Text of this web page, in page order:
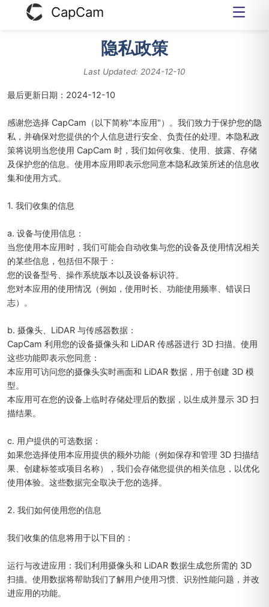
CapCam
隐私政策
Last Updated: 2024-12-10
最后更新日期：2024-12-10
感谢您选择 CapCam（以下简称"本应用"）。我们致力于保护您的隐
私，并确保对您提供的个人信息进行安全、负责任的处理。本隐私政
策将说明当您使用 CapCam 时，我们如何收集、使用、披露、存储
及保护您的信息。使用本应用即表示您同意本隐私政策所述的信息收
集和使用方式。
1. 我们收集的信息
a. 设备与使用信息：
当您使用本应用时，我们可能会自动收集与您的设备及使用情况相关
的某些信息，包括但不限于：
您的设备型号、操作系统版本以及设备标识符。
您对本应用的使用情况（例如，使用时长、功能使用频率、错误日
志）。
b. 摄像头、LiDAR 与传感器数据：
CapCam 利用您的设备摄像头和 LiDAR 传感器进行 3D 扫描。使用
这些功能即表示您同意：
本应用可访问您的摄像头实时画面和 LiDAR 数据，用于创建 3D 模
型。
本应用可在您的设备上临时存储处理后的数据，以生成并显示 3D 扫
描结果。
c. 用户提供的可选数据：
如果您选择使用本应用提供的额外功能（例如保存和管理 3D 扫描结
果、创建标签或项目名称），我们会存储您提供的相关信息，以优化
使用体验。这些数据完全取决于您的选择。
2. 我们如何使用您的信息
我们收集的信息将用于以下目的：
运行与改进应用：我们利用摄像头和 LiDAR 数据生成您所需的 3D
扫描。使用数据将帮助我们了解用户使用习惯、识别性能问题，并改
进应用的功能。